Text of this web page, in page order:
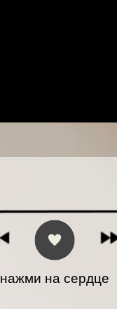
нажми на сердце